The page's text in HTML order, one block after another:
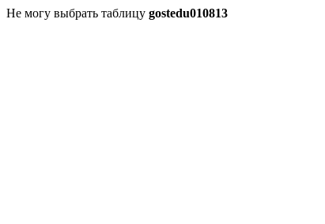
Не могу выбрать таблицу gostedu010813